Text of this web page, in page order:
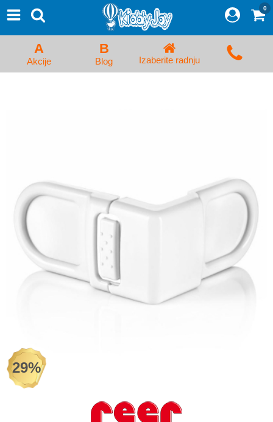
Proizvodi
Početna Prijava/Registracija
Kolica za bebe i dečija kolica
Hranilice, flašice i cucle
Monitori, Ogradice i tricikli
Posteljine, vrećice i baldahini
AKCIJA
Prodavnica
0
A
Akcije
B
Blog Izaberite radnju
29%